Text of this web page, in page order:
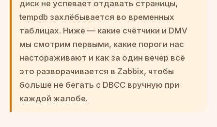
диск не успевает отдавать страницы,
tempdb захлёбывается во временных
таблицах. Ниже — какие счётчики и DMV
мы смотрим первыми, какие пороги нас
настораживают и как за один вечер всё
это разворачивается в Zabbix, чтобы
больше не бегать с DBCC вручную при
каждой жалобе.